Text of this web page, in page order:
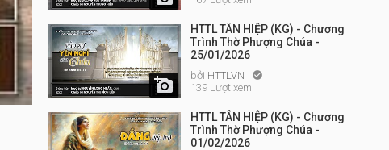

HTTL TÂN HIỆP (KG) - Chương
Trình Thờ Phượng Chúa -
25/01/2026
bởi HTTLVN 
139 Lượt xem
HTTL TÂN HIỆP (KG) - Chương
Trình Thờ Phượng Chúa -
01/02/2026